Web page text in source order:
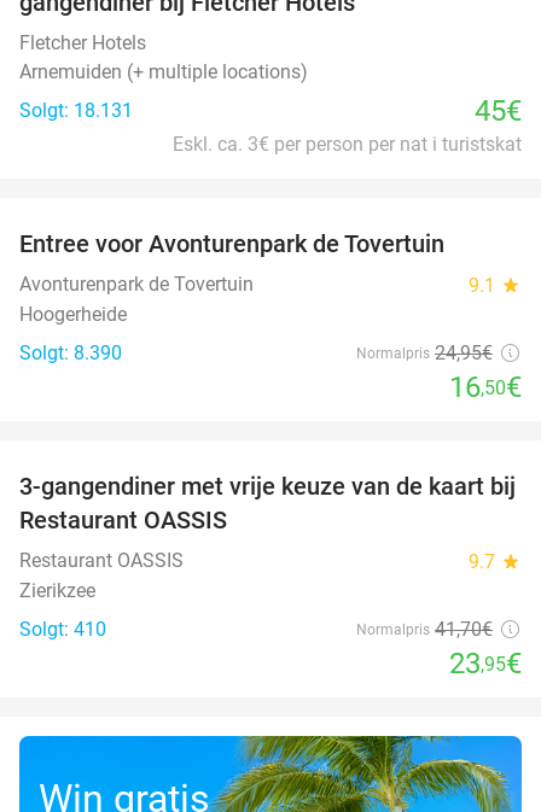
Fletcher Hotels
Arnemuiden (+ multiple locations)
Solgt: 18.131
45€
Eskl. ca. 3€ per person per nat i turistskat
Entree voor Avonturenpark de Tovertuin
Avonturenpark de Tovertuin 9.1 star
Hoogerheide
Solgt: 8.390
Normalpris 24,95€
16,50€
43%
3-gangendiner met vrije keuze van de kaart bij
Restaurant OASSIS
Restaurant OASSIS 9.7 star
Zierikzee
Solgt: 410
Normalpris 41,70€
23,95€
Win gratis